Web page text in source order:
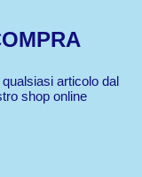
articolo dal
shop online